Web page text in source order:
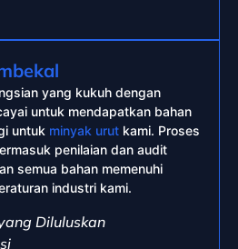
yang kukuh dengan
untuk mendapatkan bahan
untuk minyak urut kami. Proses
penilaian dan audit
semua bahan memenuhi
industri kami.
Diluluskan